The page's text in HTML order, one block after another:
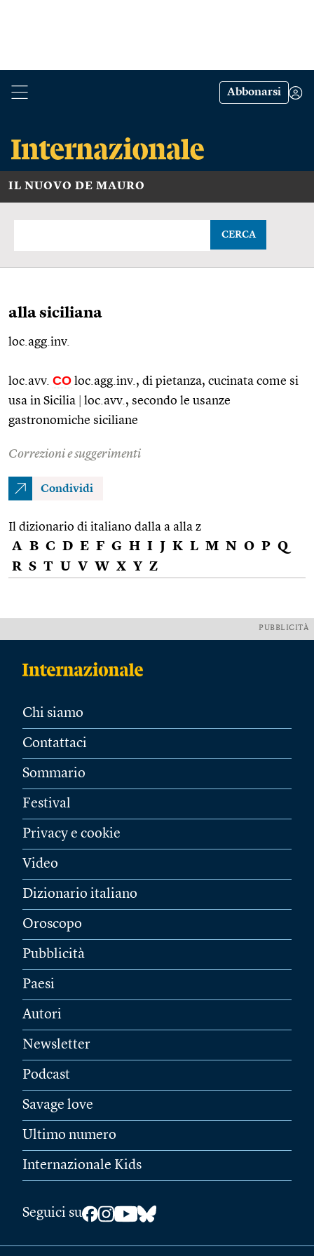
Abbonarsi
IL NUOVO DE MAURO
CERCA
alla siciliana
loc.agg.inv.
loc.avv. CO loc.agg. inv., di pietanza, cucinata come si
usa in Sicilia
loc.avv. , secondo le usanze
gastronomiche siciliane
Correzioni e suggerimenti
Condividi
Il dizionario di italiano dalla a alla z
A B C D E F G H I J K L M N O P Q
R S T U V W X Y Z
PUBBLICITÀ
Chi siamo
Contattaci
Sommario
Festival
Privacy e cookie
Video
Dizionario italiano
Oroscopo
Pubblicità
Paesi
Autori
Newsletter
Podcast
Savage love
Ultimo numero
Internazionale Kids
Seguici su